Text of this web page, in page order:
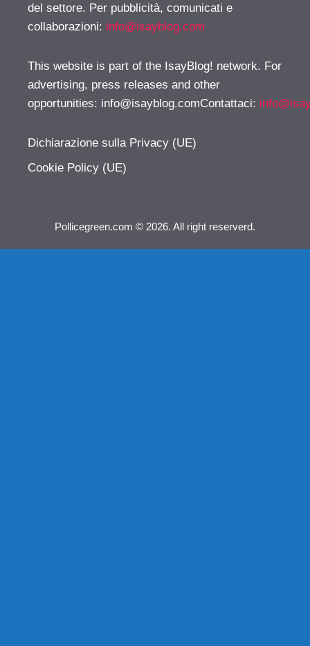
del settore. Per pubblicità, comunicati e
collaborazioni: info@isayblog.com
This website is part of the IsayBlog! network. For
advertising, press releases and other
opportunities: info@isayblog.comContattaci:
Dichiarazione sulla Privacy (UE)
Cookie Policy (UE)
Pollicegreen.com © 2026. All right reserverd.